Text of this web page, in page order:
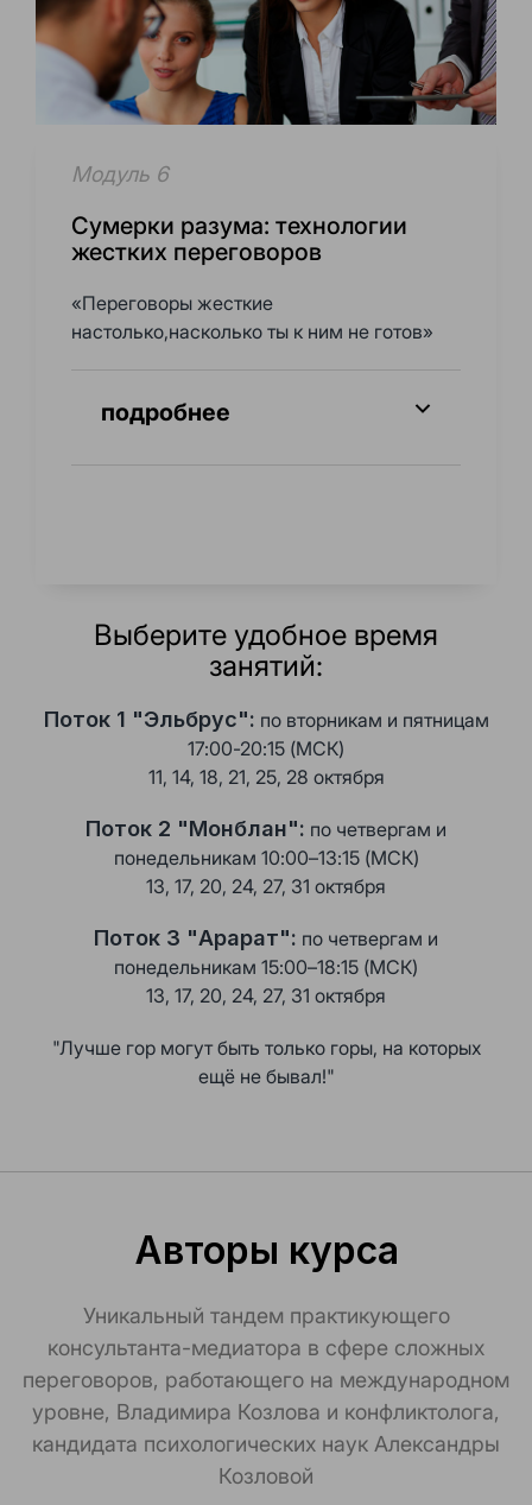
Модуль 6
Сумерки разума: технологии
жестких переговоров
«Переговоры жесткие
настолько,насколько ты к ним не готов»
подробнее
Выберите удобное время
занятий:
Поток 1 "Эльбрус": по вторникам и пятницам
17:00-20:15 (МСК)
11, 14, 18, 21, 25, 28 октября
Поток 2 "Монблан": по четвергам и
понедельникам 10:00–13:15 (МСК)
13, 17, 20, 24, 27, 31 октября
Поток 3 "Арарат": по четвергам и
понедельникам 15:00–18:15 (МСК)
13, 17, 20, 24, 27, 31 октября
"Лучше гор могут быть только горы, на которых
ещё не бывал!"
Авторы курса
Уникальный тандем практикующего
консультанта-медиатора в сфере сложных
переговоров, работающего на международном
уровне, Владимира Козлова и конфликтолога,
кандидата психологических наук Александры
Козловой